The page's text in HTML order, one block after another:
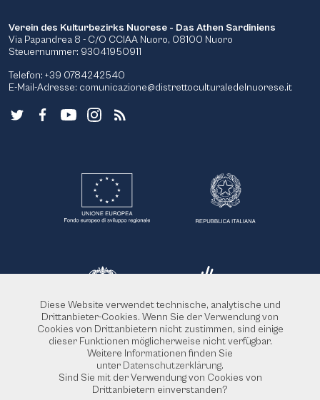
Verein des Kulturbezirks Nuorese - Das Athen Sardiniens
Via Papandrea 8 - C/O CCIAA Nuoro, 08100 Nuoro
Steuernummer: 93041950911
Telefon: +39 0784242540
E-Mail-Adresse: comunicazione@distrettoculturaledelnuorese.it
Diese Website verwendet technische, analytische und
Drittanbieter-Cookies. Wenn Sie der Verwendung von
Cookies von Drittanbietern nicht zustimmen, sind einige
dieser Funktionen möglicherweise nicht verfügbar.
Weitere Informationen finden Sie
unter Datenschutzerklärung.
Sind Sie mit der Verwendung von Cookies von
Drittanbietern einverstanden?